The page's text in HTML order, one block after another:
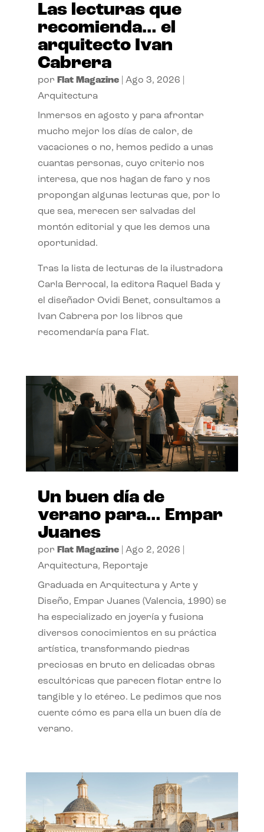
Las lecturas que
recomienda… el
arquitecto Ivan
Cabrera
por Flat Magazine| Ago 3, 2026
Arquitectura
Inmersos en agosto y para afrontar
mucho mejor los días de calor, de
vacaciones o no, hemos pedido a unas
cuantas personas, cuyo criterio nos
interesa, que nos hagan de faro y nos
propongan algunas lecturas que, por lo
que sea, merecen ser salvadas del
montón editorial y que les demos una
oportunidad.
Tras la lista de lecturas de la ilustradora
Carla Berrocal, la editora Raquel Bada y
el diseñador Ovidi Benet, consultamos a
Ivan Cabrera por los libros que
recomendaría para Flat.
Un buen día de
verano para… Empar
Juanes
por Flat Magazine| Ago 2, 2026
Arquitectura, Reportaje
Graduada en Arquitectura y Arte y
Diseño, Empar Juanes (Valencia, 1990) se
ha especializado en joyería y fusiona
diversos conocimientos en su práctica
artística, transformando piedras
preciosas en bruto en delicadas obras
escultóricas que parecen flotar entre lo
tangible y lo etéreo. Le pedimos que nos
cuente cómo es para ella un buen día de
verano.